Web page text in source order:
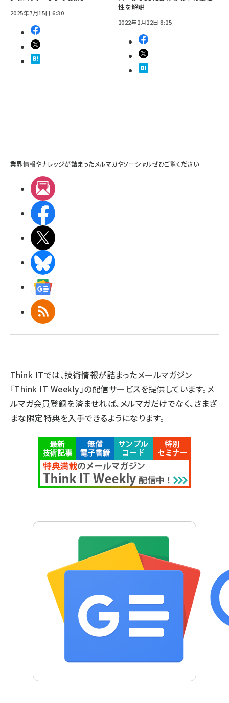
2025年7月15日 6:30
性を解説
2022年2月22日 8:25
業界情報やナレッジが詰まったメルマガやソーシャルぜひご覧ください
RSS
Think ITでは、技術情報が詰まったメールマガジン
「Think IT Weekly」の配信サービスを提供しています。メ
ルマガ会員登録を済ませれば、メルマガだけでなく、さまざ
まな限定特典を入手できるようになります。